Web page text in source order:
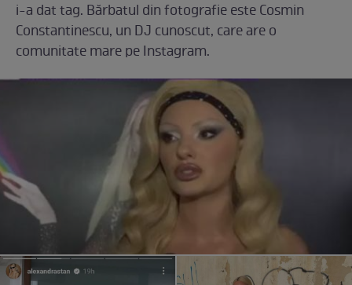
i-a dat tag. Bărbatul din fotografie este Cosmin
Constantinescu, un DJ cunoscut, care are o
comunitate mare pe Instagram.